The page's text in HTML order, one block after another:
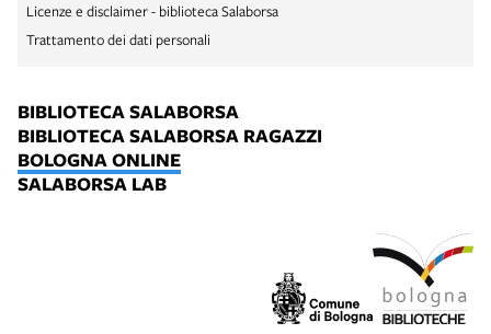
Licenze e disclaimer - biblioteca Salaborsa
Trattamento dei dati personali
BIBLIOTECA SALABORSA
BIBLIOTECA SALABORSA RAGAZZI
BOLOGNA ONLINE
SALABORSA LAB